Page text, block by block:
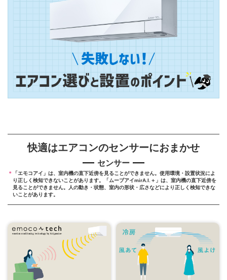
快適はエアコンのセンサーにおまかせ
センサー
＊
「エモコアイ」は、室内機の直下近傍を見ることができません。使用環境・設置状況によ
り正しく検知できないことがあります。
「ムーブアイmirA.I.＋」は、室内機の直下近傍を
見ることができません。
人の動き・状態、室内の形状・広さなどにより正しく検知できな
いことがあります。